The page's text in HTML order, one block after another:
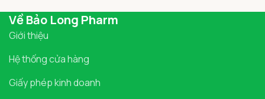
Về Bảo Long Pharm
Giới thiệu
Hệ thống cửa hàng
Giấy phép kinh doanh